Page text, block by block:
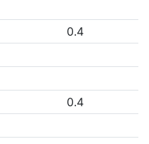
0.4
0.4